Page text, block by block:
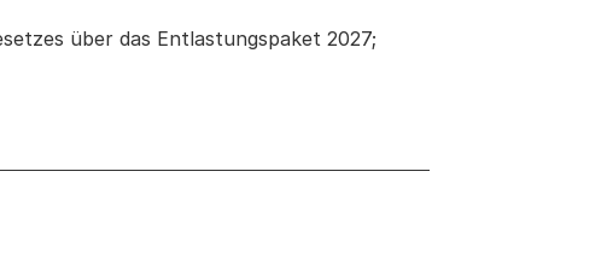
über das Entlastungspaket 2027;